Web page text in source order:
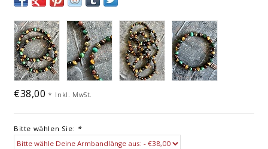
€38,00* Inkl. MwSt.
Bitte wählen Sie: *